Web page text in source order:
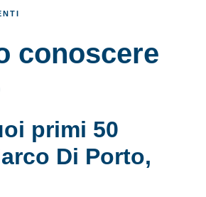
conoscere
primi 50
Di Porto,